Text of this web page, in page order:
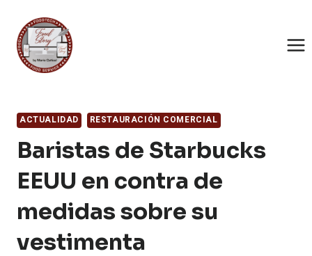
contenido
ACTUALIDAD RESTAURACIÓN COMERCIAL
Baristas de Starbucks
EEUU en contra de
medidas sobre su
vestimenta